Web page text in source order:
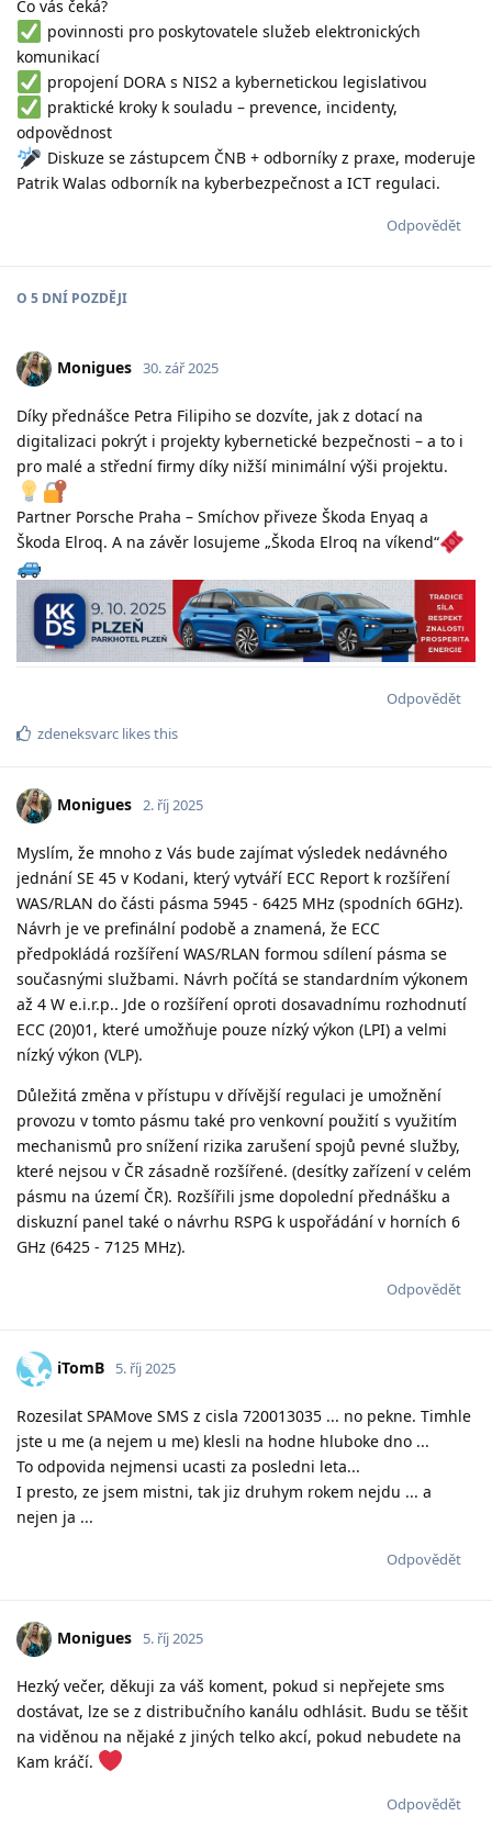
Co vás čeká?
povinnosti pro poskytovatele služeb elektronických
komunikací
propojení DORA s NIS2 a kybernetickou legislativou
praktické kroky k souladu – prevence, incidenty,
odpovědnost
Diskuze se zástupcem ČNB + odborníky z praxe, moderuje
Patrik Walas odborník na kyberbezpečnost a ICT regulaci.
Odpovědět
O 5 DNÍ POZDĚJI
Monigues 30. zář 2025
Díky přednášce Petra Filipiho se dozvíte, jak z dotací na
digitalizaci pokrýt i projekty kybernetické bezpečnosti – a to i
pro malé a střední firmy díky nižší minimální výši projektu.
Partner Porsche Praha – Smíchov přiveze Škoda Enyaq a
Škoda Elroq. A na závěr losujeme „Škoda Elroq na víkend“
Odpovědět
zdeneksvarc likes this
Monigues 2. říj 2025
Myslím, že mnoho z Vás bude zajímat výsledek nedávného
jednání SE 45 v Kodani, který vytváří ECC Report k rozšíření
WAS/RLAN do části pásma 5945 - 6425 MHz (spodních 6GHz).
Návrh je ve prefinální podobě a znamená, že ECC
předpokládá rozšíření WAS/RLAN formou sdílení pásma se
současnými službami. Návrh počítá se standardním výkonem
až 4 W e.i.r.p.. Jde o rozšíření oproti dosavadnímu rozhodnutí
ECC (20)01, které umožňuje pouze nízký výkon (LPI) a velmi
nízký výkon (VLP).
Důležitá změna v přístupu v dřívější regulaci je umožnění
provozu v tomto pásmu také pro venkovní použití s využitím
mechanismů pro snížení rizika zarušení spojů pevné služby,
které nejsou v ČR zásadně rozšířené. (desítky zařízení v celém
pásmu na území ČR). Rozšířili jsme dopolední přednášku a
diskuzní panel také o návrhu RSPG k uspořádání v horních 6
GHz (6425 - 7125 MHz).
Odpovědět
iTomB 5. říj 2025
Rozesilat SPAMove SMS z cisla 720013035 ... no pekne. Timhle
jste u me (a nejem u me) klesli na hodne hluboke dno ...
To odpovida nejmensi ucasti za posledni leta...
I presto, ze jsem mistni, tak jiz druhym rokem nejdu ... a
nejen ja ...
Odpovědět
Monigues 5. říj 2025
Hezký večer, děkuji za váš koment, pokud si nepřejete sms
dostávat, lze se z distribučního kanálu odhlásit. Budu se těšit
na viděnou na nějaké z jiných telko akcí, pokud nebudete na
Kam kráčí.
Odpovědět